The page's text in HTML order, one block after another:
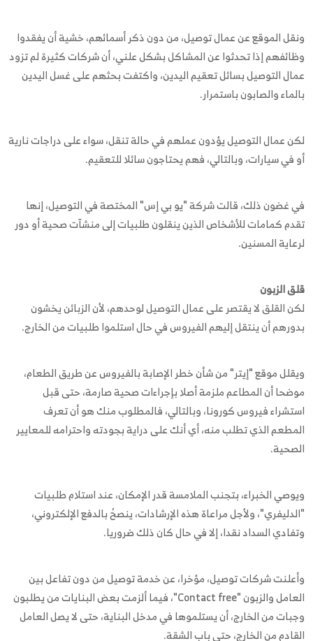
ونقل الموقع عن عمال توصيل، من دون ذكر أسمائهم، خشية أن يفقدوا
وظائفهم إذا تحدثوا عن المشاكل بشكل علني، أن شركات كثيرة لم تزود
عمال التوصيل بسائل تعقيم اليدين، واكتفت بحثهم على غسل اليدين
بالماء والصابون باستمرار.
لكن عمال التوصيل يؤدون عملهم في حالة تنقل، سواء على دراجات نارية
أو في سيارات، وبالتالي، فهم يحتاجون سائلا للتعقيم.
في غضون ذلك، قالت شركة "يو بي إس" المختصة في التوصيل، إنها
تقدم كمامات للأشخاص الذين ينقلون طلبيات إلى منشآت صحية أو دور
لرعاية المسنين.
قلق الزبون
لكن القلق لا يقتصر على عمال التوصيل لوحدهم، لأن الزبائن يخشون
بدورهم أن ينتقل إليهم الفيروس في حال استلموا طلبيات من الخارج.
ويقلل موقع "إيتر" من شأن خطر الإصابة بالفيروس عن طريق الطعام،
موضحا أن المطاعم ملزمة أصلا بإجراءات صحية صارمة، حتى قبل
استشراء فيروس كورونا، وبالتالي، فالمطلوب منك هو أن تعرف
المطعم الذي تطلب منه، أي أنك على دراية بجودته واحترامه للمعايير
الصحية.
ويوصي الخبراء، بتجنب الملامسة قدر الإمكان، عند استلام طلبيات
"الدليفري"، ولأجل مراعاة هذه الإرشادات، ينصحُ بالدفع الإلكتروني،
وتفادي السداد نقدا، إلا في حال كان ذلك ضروريا.
وأعلنت شركات توصيل، مؤخرا، عن خدمة توصيل من دون تفاعل بين
العامل والزبون "Contact free"، فيما ألزمت بعض البنايات من يطلبون
وجبات من الخارج، أن يستلموها في مدخل البناية، حتى لا يصل العامل
القادم من الخارج، حتى باب الشقة.